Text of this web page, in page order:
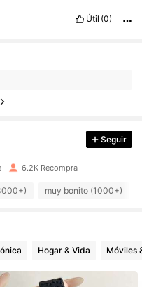
Útil (0)
Seguir
6.2K Recompra
muy bonito (1000+)
Hogar & Vida Móviles